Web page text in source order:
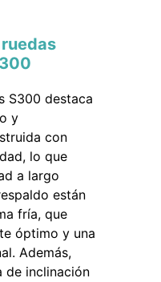
S300 destaca
y
con
lo que
a largo
están
fría, que
óptimo y una
Además,
de inclinación